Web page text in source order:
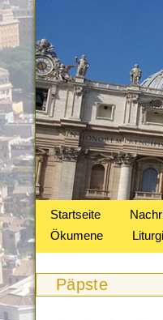
Startseite
Ökumene
Päpste